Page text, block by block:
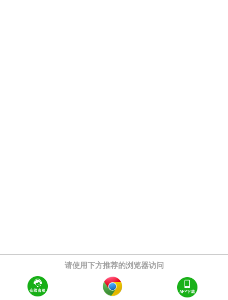
请使用下方推荐的浏览器访问